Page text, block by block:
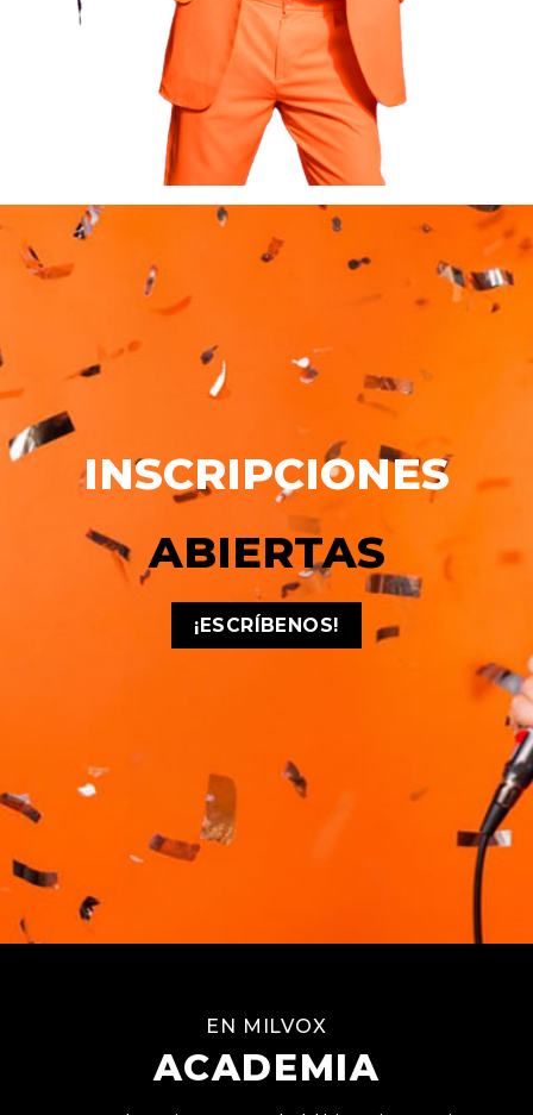
INSCRIPCIONES
ABIERTAS
¡ESCRÍBENOS!
EN MILVOX
ACADEMIA